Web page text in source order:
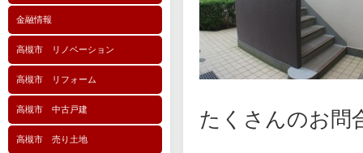
金融情報
高槻市 リノベーション
高槻市 リフォーム
高槻市 中古戸建
高槻市 売り土地
たくさんのお問